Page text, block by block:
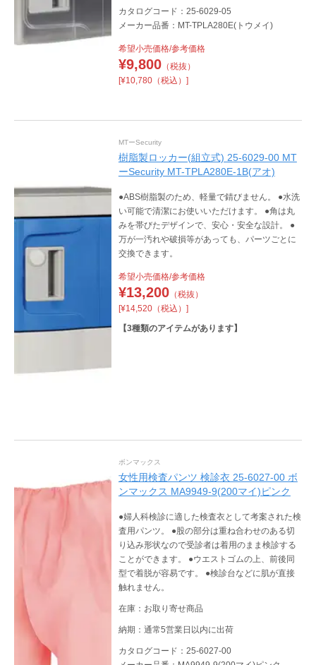
カタログコード：25-6029-05
メーカー品番：MT-TPLA280E(トウメイ)
希望小売価格/参考価格
¥9,800（税抜）
[¥10,780（税込）]
MTーSecurity
樹脂製ロッカー(組立式) 25-6029-00 MT
ーSecurity MT-TPLA280E-1B(アオ)
●ABS樹脂製のため、軽量で錆びません。 ●水洗
い可能で清潔にお使いいただけます。 ●角は丸
みを帯びたデザインで、安心・安全な設計。 ●
万が一汚れや破損等があっても、パーツごとに
交換できます。
希望小売価格/参考価格
¥13,200（税抜）
[¥14,520（税込）]
【3種類のアイテムがあります】
ボンマックス
女性用検査パンツ 検診衣 25-6027-00 ボ
ンマックス MA9949-9(200マイ)ピンク
●婦人科検診に適した検査衣として考案された検
査用パンツ。 ●股の部分は重ね合わせのある切
り込み形状なので受診者は着用のまま検診する
ことができます。 ●ウエストゴムの上、前後同
型で着脱が容易です。 ●検診台などに肌が直接
触れません。
在庫：お取り寄せ商品
納期：通常5営業日以内に出荷
カタログコード：25-6027-00